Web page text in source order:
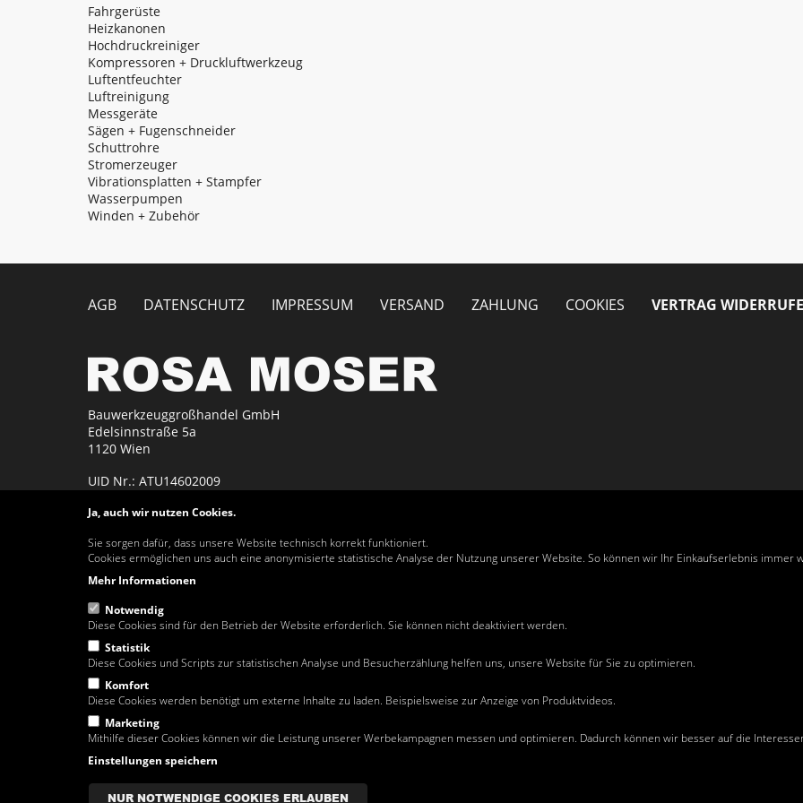
Ja, auch wir nutzen Cookies.
Sie sorgen dafür, dass unsere Website technisch korrekt funktioniert.
Cookies ermöglichen uns auch eine anonymisierte statistische Analyse der Nutzung unserer Website. So können wir Ihr Einkaufserlebnis immer
Mehr Informationen
Notwendig
Diese Cookies sind für den Betrieb der Website erforderlich. Sie können nicht deaktiviert werden.
Statistik
Diese Cookies und Scripts zur statistischen Analyse und Besucherzählung helfen uns, unsere Website für Sie zu optimieren.
Komfort
Diese Cookies werden benötigt um externe Inhalte zu laden. Beispielsweise zur Anzeige von Produktvideos.
Marketing
Mithilfe dieser Cookies können wir die Leistung unserer Werbekampagnen messen und optimieren. Dadurch können wir besser auf die
Einstellungen speichern
NUR NOTWENDIGE COOKIES ERLAUBEN
Fahrgerüste
Heizkanonen
Hochdruckreiniger
Kompressoren + Druckluftwerkzeug
Luftentfeuchter
Luftreinigung
Messgeräte
Sägen + Fugenschneider
Schuttrohre
Stromerzeuger
Vibrationsplatten + Stampfer
Wasserpumpen
Winden + Zubehör
Meta menu
AGB DATENSCHUTZ IMPRESSUM VERSAND ZAHLUNG COOKIES VERTRAG
Bauwerkzeuggroßhandel GmbH
Edelsinnstraße 5a
1120 Wien
UID Nr.: ATU14602009
Diese Website richtet sich ausschließlich an Unternehmen.
Lieferungen in Wien erfolgen ab einem Netto (exkl. MwSt.!) Warenwert von EUR 150,00 frei Haus. Tippfehler und Preisänderungen
geschützt und dürfen nur unter ausdrücklicher Zustimmung der Rosa Moser Bauwerkzeuggrosshandel GmbH vervielfältigt oder verwendet
Die Waren verbleiben im Eigentum der Rosa Moser Bauwerkzeuggrosshandel GmbH bis zur vollständigen Bezahlung des Kaufpreises.
Kunden ohne Lieferscheinkonto müssen beim Entleihen von Mietgeräten eine Kaution hinterlegen.
© Rosa Moser Bauwerkzeuggroßhandel GmbH | Website by